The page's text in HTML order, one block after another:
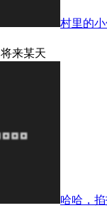
村里的
将来某天
哈哈，